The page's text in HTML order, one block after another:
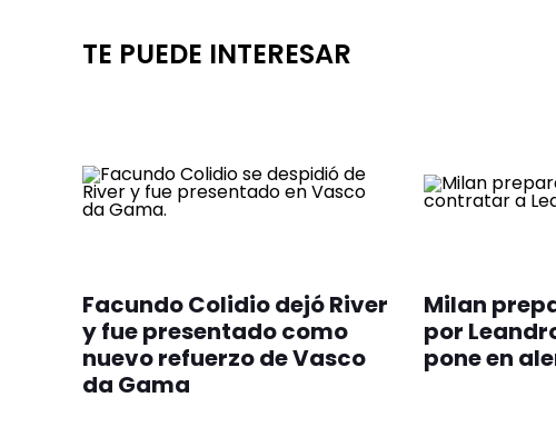
TE PUEDE INTERESAR
Facundo Colidio dejó River
y fue presentado como
nuevo refuerzo de Vasco
da Gama
Milan
por
pone en